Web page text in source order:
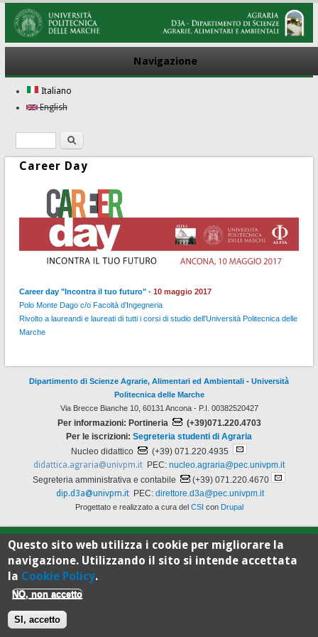
Navigazione
Italiano
English
Form di ricerca
Ricerca
Career Day
Career day "Incontra il tuo futuro" - 10 maggio 2017
Polo Monte Dago c/o Facoltà d'Ingegneria
Rivolto a laureandi e laureati di tutti i corsi di studio dell'Università Politecnica delle
Marche
Dipartimento di Scienze Agrarie, Alimentari ed Ambientali - Università
Politecnica delle Marche
Via Brecce Bianche 10, 60131 Ancona - P.I. 00382520427
Per informazioni: Portineria
(+39)071.220.4703
Per le iscrizioni: Segreteria studenti di Agraria
Nucleo didattico
(+39) 071.220.4935
didattica.agraria@univpm.it PEC: nucleo.agraria@pec.univpm.it
Segreteria amministrativa e contabile
(+39) 071.220.4670
dip.d3a@univpm.it PEC: direttore.d3a@pec.univpm.it
Progettato e realizzato a cura del CSI con Drupal
100%
Standard
Questo sito web utilizza i cookie per migliorare la
navigazione. Utilizzando il sito si intende accettata
la Cookie Policy.
NO, non accetto
SI, accetto